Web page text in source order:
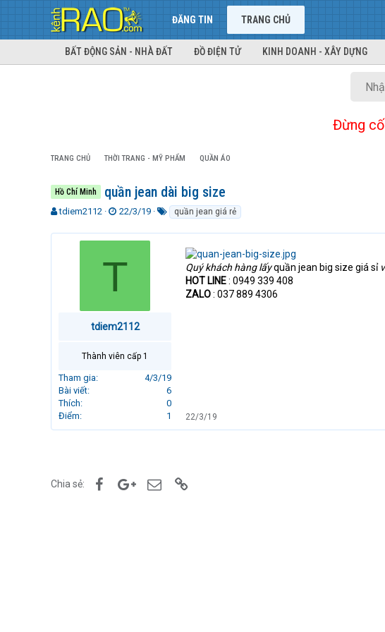
ĐĂNG TIN TRANG CHỦ
BẤT ĐỘNG SẢN - NHÀ ĐẤT ĐỒ ĐIỆN TỬ KINH DOANH - XÂY DỰNG
Đừng
TRANG CHỦ THỜI TRANG - MỸ PHẨM QUẦN ÁO
Hồ Chí Minh quần jean dài big size
T
r
tdiem2112
N
à
g
22/3/19
k
quần jean giá rẻ
T
tdiem2112
Thành viên cấp 1
Tham gia
4/3/19
Bài viết
6
Thích
0
Điểm
1
Quý khách hàng lấyquần jean big size giá sỉ
HOT LINE: 0949 339 408
ZALO: 037 889 4306
22/3/19
Chia sẻ: FacebookGoogle+Email